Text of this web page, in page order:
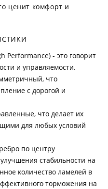
ценит комфорт и
Performance) - это говорит
и управляемости.
что
с дорогой и
что делает их
для любых условий
по центру
стабильности на
количество ламелей в
торможения на